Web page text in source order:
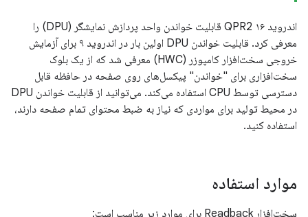
اندروید ۱۶ QPR2 قابلیت خواندن واحد پردازش نمایشگر (DPU) را
معرفی کرد. قابلیت خواندن DPU اولین بار در اندروید ۹ برای آزمایش
خروجی سخت‌افزار کامپوزر (HWC) معرفی شد که از یک بلوک
سخت‌افزاری برای "خواندن" پیکسل‌های روی صفحه در حافظه قابل
دسترسی توسط CPU استفاده می‌کند. می‌توانید از قابلیت خواندن DPU
در محیط تولید برای مواردی که نیاز به ضبط محتوای تمام صفحه دارند،
استفاده کنید.
موارد استفاده
سخت‌افزار Readback برای موارد زیر مناسب است: